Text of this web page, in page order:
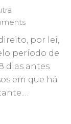
por lei,
período de
dias antes
em que há